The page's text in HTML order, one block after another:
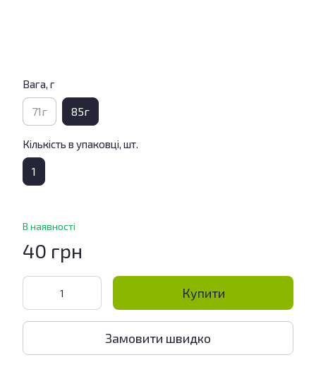
Вага, г
71г 85г
Кількість в упаковці, шт.
1
В наявності
40 грн
Купити
Замовити швидко